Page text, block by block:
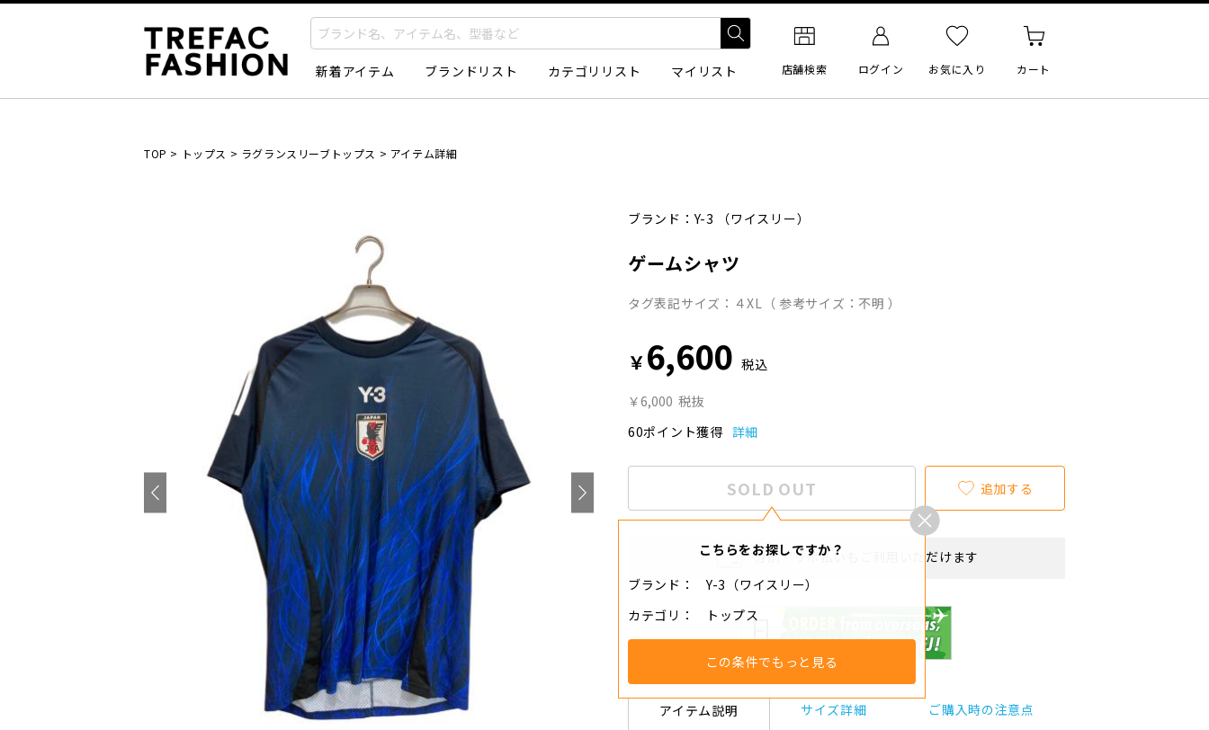
新着アイテム ブランドリスト カテゴリリスト マイリスト 店舗検索 ログイン お気に入り カート
TOP > トップス > ラグランスリーブトップス > アイテム詳細
ブランド：Y-3 （ワイスリー）
ゲームシャツ
タグ表記サイズ：４XL（ 参考サイズ：不明 ）
￥6,600 税込
￥6,000 税抜
60ポイント獲得 詳細
SOLD OUT
こちらをお探しですか？
ブランド
Y-3（ワイスリー）
カテゴリ
トップス
この条件でもっと見る
追加する
分割・リボ払いもご利用いただけます
アイテム説明 サイズ詳細 ご購入時の注意点